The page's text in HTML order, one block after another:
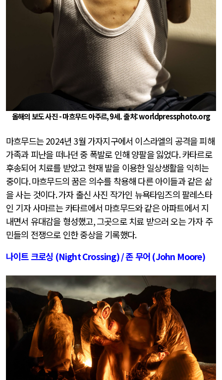
올해의 보도 사진-마흐무드 아주르, 9세. 출처:worldpressphoto.org
마흐무드는2024년 3월 가자지구에서 이스라엘의 공격을 피해
가족과 피난을 떠나던 중 폭발로 인해 양팔을 잃었다.카타르로
후송되어 치료를 받았고 현재 발을 이용한 일상생활을 익히는
중이다.마흐무드의 꿈은 의수를 착용해 다른 아이들과 같은 삶
을 사는 것이다.가자 출신 사진 작가인 뉴욕타임즈의 팔레스타
인 기자 사마르는 카타르에서 마흐무드와 같은 아파트에서 지
내면서 유대감을 형성했고,그곳으로 치료 받으러 오는 가자 주
민들의 전쟁으로 인한 중상을 기록했다.
나이트 크로싱 (Night Crossing) /존 무어 (John Moore)